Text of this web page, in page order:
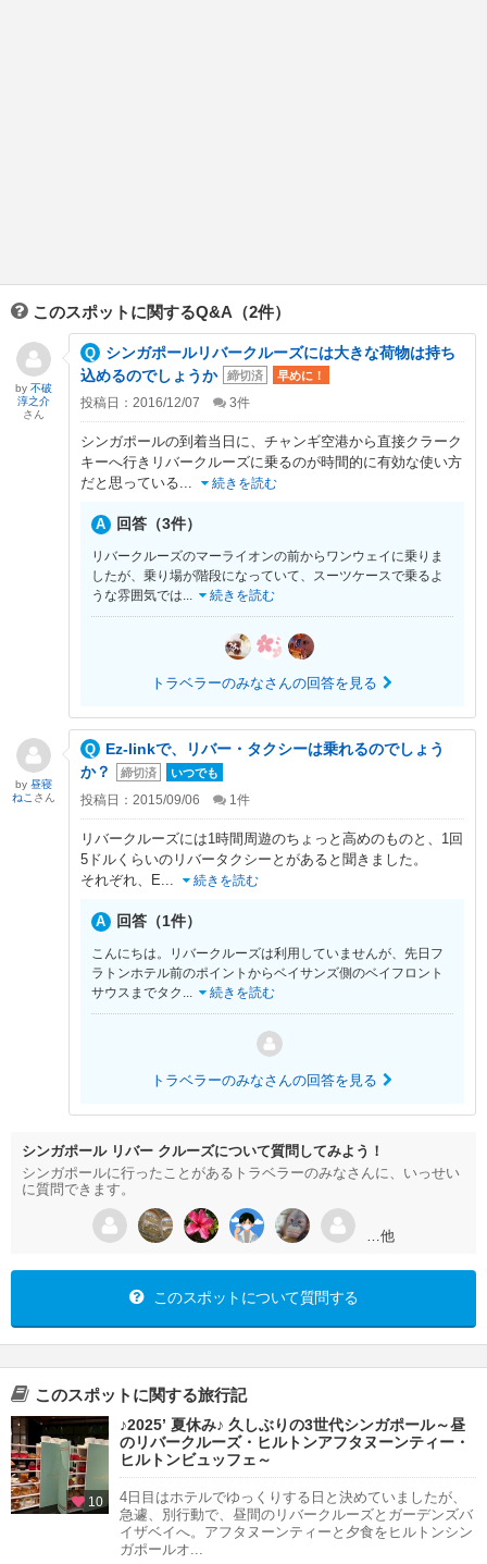
このスポットに関するQ&A（2件）
シンガポールリバークルーズには大きな荷物は持ち
込めるのでしょうか
締切済 早めに！
投稿日：2016/12/07 3件
シンガポールの到着当日に、チャンギ空港から直接クラーク
キーへ行きリバークルーズに乗るのが時間的に有効な使い方
だと思っている... 続きを読む
回答（3件）
リバークルーズのマーライオンの前からワンウェイに乗りま
したが、乗り場が階段になっていて、スーツケースで乗るよ
うな雰囲気では... 続きを読む
トラベラーのみなさんの回答を見る
by不破
淳之介
さん
Ez-linkで、リバー・タクシーは乗れるのでしょう
か？
締切済 いつでも
投稿日：2015/09/06 1 件
リバークルーズには1時間周遊のちょっと高めのものと、1回
5ドルくらいのリバータクシーとがあると聞きました。
それぞれ、E
続きを読む
回答（1件）
こんにちは。リバークルーズは利用していませんが、先日フ
ラトンホテル前のポイントからベイサンズ側のベイフロント
サウスまでタク
続きを読む
トラベラーのみなさんの回答を見る
by昼寝
ねこ さん
シンガポール リバー クルーズについて質問してみよう！
シンガポールに行ったことがあるトラベラーのみなさんに、いっせい
に質問できます。
…他
このスポットについて質問する
このスポットに関する旅行記
10
♪2025’ 夏休み♪ 久しぶりの3世代シンガポール～昼
のリバークルーズ・ヒルトンアフタヌーンティー・
ヒルトンビュッフェ～
4日目はホテルでゆっくりする日と決めていましたが、
急遽、別行動で、昼間のリバークルーズとガーデンズバ
イザベイへ。アフタヌーンティーと夕食をヒルトンシン
ガポールオ...